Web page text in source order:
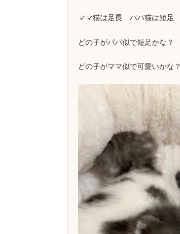
ママ猫は足長 パパ猫は短足
どの子がパパ似で短足かな？
どの子がママ似で可愛いかな？